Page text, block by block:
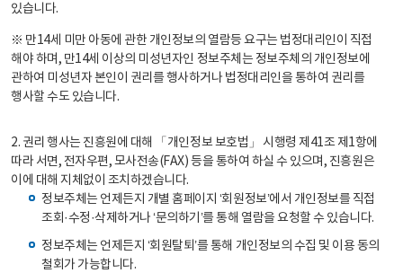
있습니다.
※ 만14세 미만 아동에 관한 개인정보의 열람등 요구는 법정대리인이 직접
해야 하며, 만14세 이상의 미성년자인 정보주체는 정보주체의 개인정보에
관하여 미성년자 본인이 권리를 행사하거나 법정대리인을 통하여 권리를
행사할 수도 있습니다.
2. 권리 행사는 진흥원에 대해 「개인정보 보호법」 시행령 제41조 제1항에
따라 서면, 전자우편, 모사전송(FAX) 등을 통하여 하실 수 있으며, 진흥원은
이에 대해 지체없이 조치하겠습니다.
정보주체는 언제든지 개별 홈페이지 ‘회원정보’에서 개인정보를 직접
조회·수정·삭제하거나 ‘문의하기’를 통해 열람을 요청할 수 있습니다.
정보주체는 언제든지 ‘회원탈퇴’를 통해 개인정보의 수집 및 이용 동의
철회가 가능합니다.